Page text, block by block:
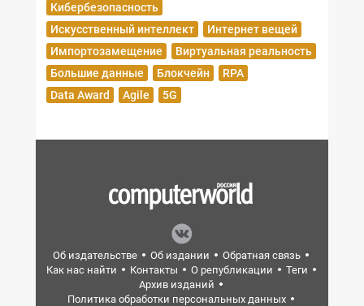
Кибербезопасность
Искусственный интеллект
Интернет вещей
Импортозамещение
Виртуальная реальность
Большие данные
Блокчейн
RPA
Data Award
Agile 5G
Об издательстве Об издании
Обратная связь
Как нас найти
Контакты О републикации
Теги
Архив изданий
Политика обработки персональных данных